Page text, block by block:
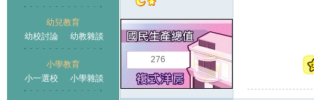
幼兒教育
幼校討論
幼教雜談
小學教育
小一選校
小學雜談
王國
276